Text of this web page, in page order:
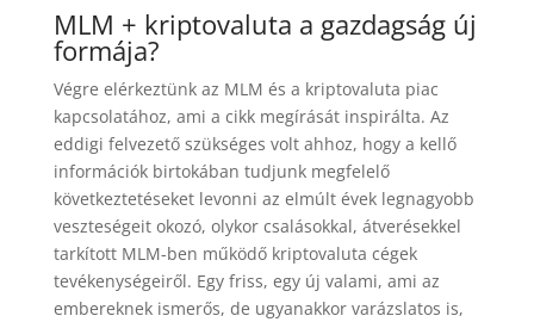
MLM + kriptovaluta a gazdagság új
formája?
Végre elérkeztünk az MLM és a kriptovaluta piac
kapcsolatához, ami a cikk megírását inspirálta. Az
eddigi felvezető szükséges volt ahhoz, hogy a kellő
információk birtokában tudjunk megfelelő
következtetéseket levonni az elmúlt évek legnagyobb
veszteségeit okozó, olykor csalásokkal, átverésekkel
tarkított MLM-ben működő kriptovaluta cégek
tevékenységeiről. Egy friss, egy új valami, ami az
embereknek ismerős, de ugyanakkor varázslatos is,